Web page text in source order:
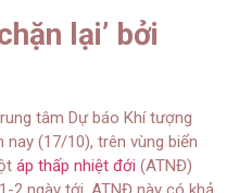
lại’ bởi
tâm Dự báo Khí tượng
nay (17/10), trên vùng biển
áp thấp nhiệt đới (ATNĐ)